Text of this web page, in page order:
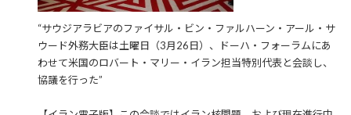
“サウジアラビアのファイサル・ビン・ファルハーン・アール・サ
ウード外務大臣は土曜日（3月26日）、ドーハ・フォーラムにあ
わせて米国のロバート・マリー・イラン担当特別代表と会談し、
協議を行った”